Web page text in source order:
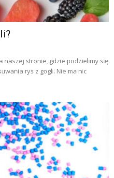
naszej stronie, gdzie podzielimy się
rys z gogli. Nie ma nic